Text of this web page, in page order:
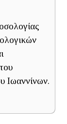
Ιωαννίνων.